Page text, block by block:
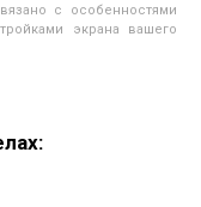
с особенностями
экрана вашего